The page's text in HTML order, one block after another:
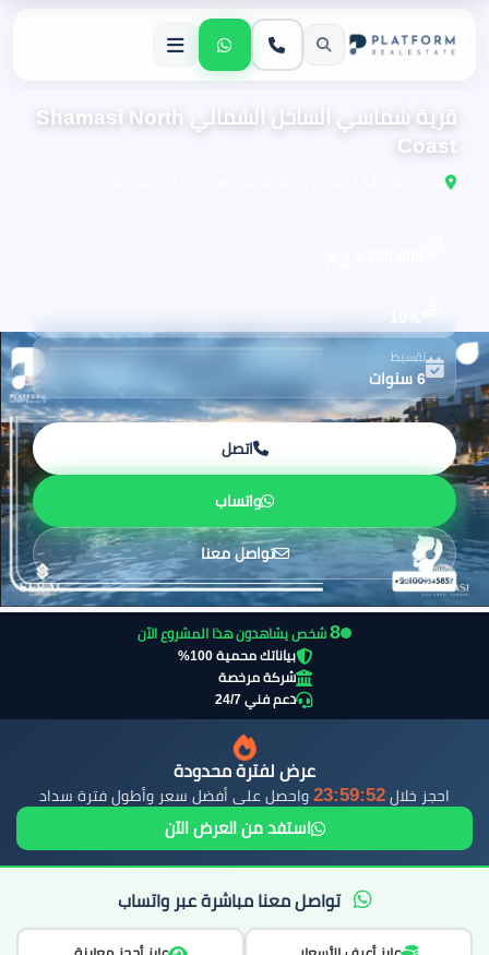
قرية شماسي الساحل الشمالي Shamasi North
Coast
تقسيط
6 سنوات
اتصل
واتساب
تواصل معنا
7 شخص يشاهدون هذا المشروع الآن
بياناتك محمية 100%
شركة مرخصة
دعم فني 24/7
عرض لفترة محدودة
احجز خلال 23:59:50 واحصل على أفضل سعر وأطول فترة سداد
استفد من العرض الآن
تواصل معنا مباشرة عبر واتساب